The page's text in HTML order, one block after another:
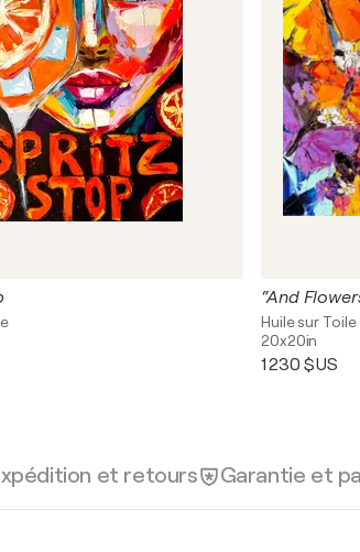
“And
Huile sur Toile
20x20in
1 230 $US
et retours Garantie et